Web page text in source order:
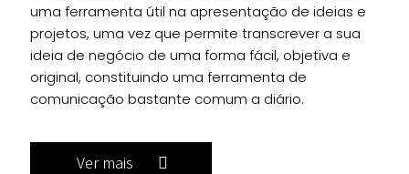
uma ferramenta útil na apresentação de ideias e
projetos, uma vez que permite transcrever a sua
ideia de negócio de uma forma fácil, objetiva e
original, constituindo uma ferramenta de
comunicação bastante comum a diário.
Ver mais